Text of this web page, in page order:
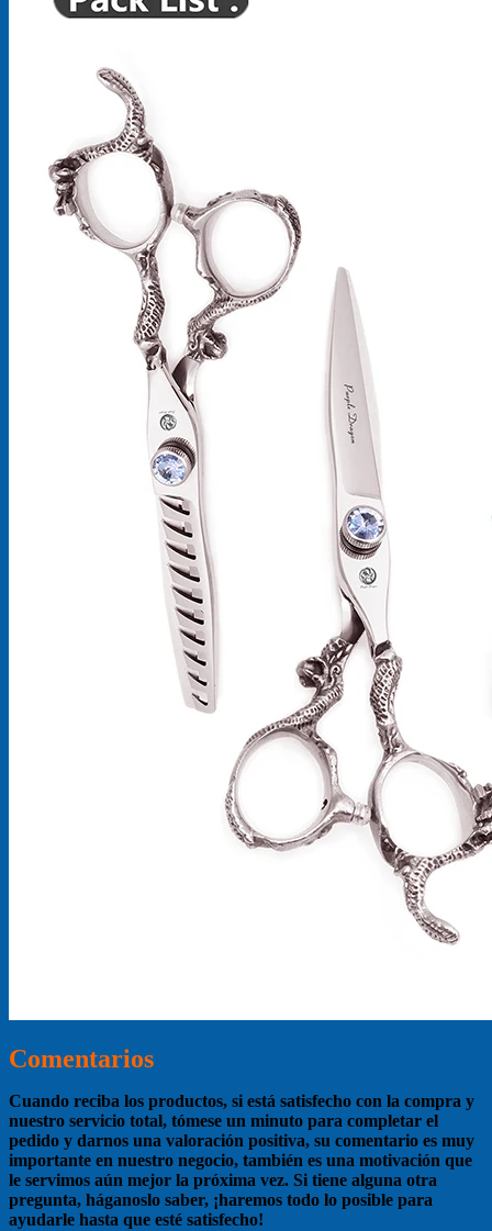
Comentarios
Cuando reciba los productos, si está satisfecho con la compra y
nuestro servicio total, tómese un minuto para completar el
pedido y darnos una valoración positiva, su comentario es muy
importante en nuestro negocio, también es una motivación que
le servimos aún mejor la próxima vez. Si tiene alguna otra
pregunta, háganoslo saber, ¡haremos todo lo posible para
ayudarle hasta que esté satisfecho!